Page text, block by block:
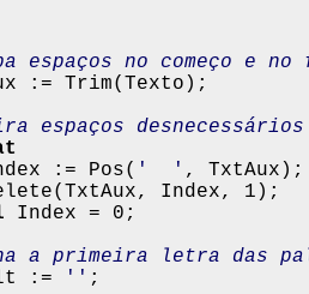
espaços no começo e
:= Trim(Texto);
espaços
:= Pos(
'  ' , TxtAux);
Index, 1);
Index = 0;
a primeira letra das
:=
'' ;